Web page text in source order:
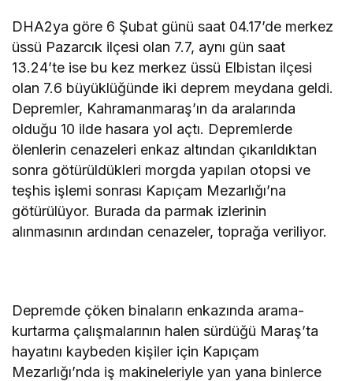
DHA2ya göre 6 Şubat günü saat 04.17’de merkez
üssü Pazarcık ilçesi olan 7.7, aynı gün saat
13.24’te ise bu kez merkez üssü Elbistan ilçesi
olan 7.6 büyüklüğünde iki deprem meydana geldi.
Depremler, Kahramanmaraş’ın da aralarında
olduğu 10 ilde hasara yol açtı. Depremlerde
ölenlerin cenazeleri enkaz altından çıkarıldıktan
sonra götürüldükleri morgda yapılan otopsi ve
teşhis işlemi sonrası Kapıçam Mezarlığı’na
götürülüyor. Burada da parmak izlerinin
alınmasının ardından cenazeler, toprağa veriliyor.
Depremde çöken binaların enkazında arama-
kurtarma çalışmalarının halen sürdüğü Maraş’ta
hayatını kaybeden kişiler için Kapıçam
Mezarlığı’nda iş makineleriyle yan yana binlerce